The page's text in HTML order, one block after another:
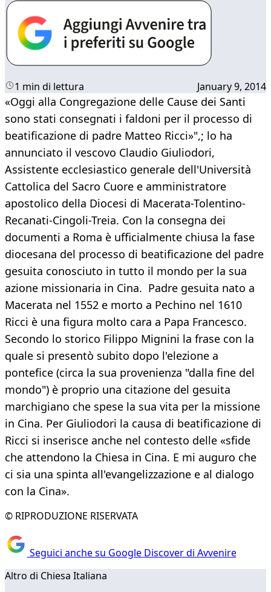
1 min di lettura January 9, 2014
«Oggi alla Congregazione delle Cause dei Santi
sono stati consegnati i faldoni per il processo di
beatificazione di padre Matteo Ricci»",; lo ha
annunciato il vescovo Claudio Giuliodori,
Assistente ecclesiastico generale dell'Università
Cattolica del Sacro Cuore e amministratore
apostolico della Diocesi di Macerata-Tolentino-
Recanati-Cingoli-Treia. Con la consegna dei
documenti a Roma è ufficialmente chiusa la fase
diocesana del processo di beatificazione del padre
gesuita conosciuto in tutto il mondo per la sua
azione missionaria in Cina. Padre gesuita nato a
Macerata nel 1552 e morto a Pechino nel 1610
Ricci è una figura molto cara a Papa Francesco.
Secondo lo storico Filippo Mignini la frase con la
quale si presentò subito dopo l'elezione a
pontefice (circa la sua provenienza "dalla fine del
mondo") è proprio una citazione del gesuita
marchigiano che spese la sua vita per la missione
in Cina. Per Giuliodori la causa di beatificazione di
Ricci si inserisce anche nel contesto delle «sfide
che attendono la Chiesa in Cina. E mi auguro che
ci sia una spinta all'evangelizzazione e al dialogo
con la Cina».
© RIPRODUZIONE RISERVATA
Seguici anche su Google Discover di Avvenire
Altro di Chiesa Italiana